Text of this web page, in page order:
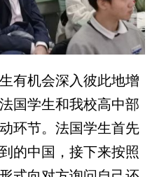
机会深入彼此地增
国学生和我校高中部
环节。法国学生首先
的中国，接下来按照